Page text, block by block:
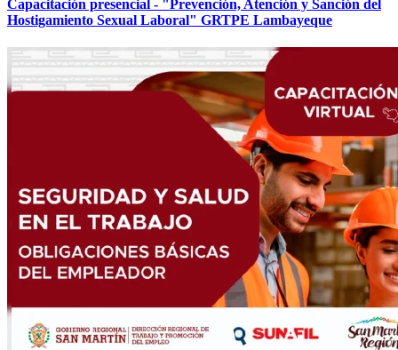
Capacitación presencial - "Prevención, Atención y Sanción del
Hostigamiento Sexual Laboral" GRTPE Lambayeque